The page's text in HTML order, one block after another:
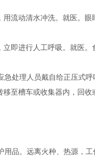
动清水冲洗。就医。眼
进行人工呼吸。就医。
理人员戴自给正压式
至槽车或收集器内，回
。远离火种、热源，